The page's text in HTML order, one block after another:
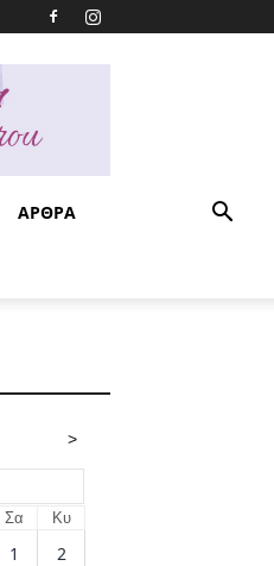
ΑΡΘΡΑ
>
Σα Κυ
1 2